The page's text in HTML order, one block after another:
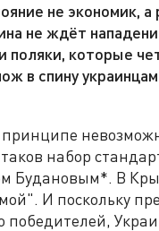
не экономик, а
не ждёт
поляки, которые
в спину
набор
Будановым*. В
И поскольку
победителей,